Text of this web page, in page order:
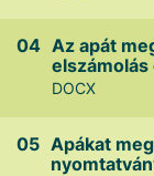
Az apát
DOCX
Apákat